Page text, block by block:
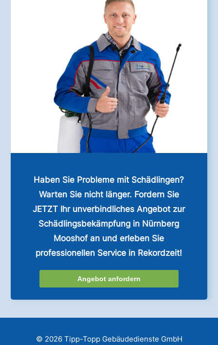
Haben Sie Probleme mit Schädlingen?
Warten Sie nicht länger. Fordern Sie
JETZT Ihr unverbindliches Angebot zur
Schädlingsbekämpfung in Nürnberg
Mooshof an und erleben Sie
professionellen Service in Rekordzeit!
Angebot anfordern
© 2026 Tipp-Topp Gebäudedienste GmbH